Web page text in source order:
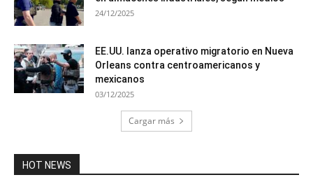
24/12/2025
EE.UU. lanza operativo migratorio en Nueva
Orleans contra centroamericanos y
mexicanos
03/12/2025
Cargar más
HOT NEWS